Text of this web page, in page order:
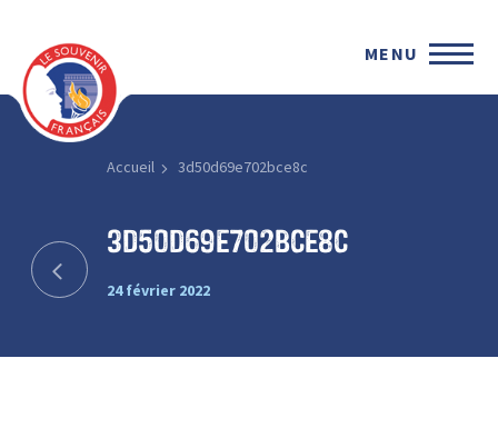
MENU
Accueil 3d50d69e702bce8c
3d50d69e702bce8c
24 février 2022